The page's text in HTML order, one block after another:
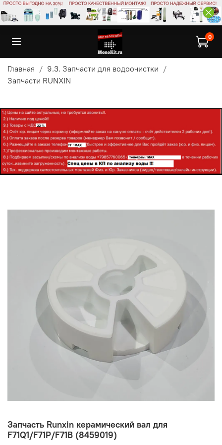
0
Главная
9.3. Запчасти для водоочистки
Запчасти RUNXIN
Запчасть Runxin керамический вал для
F71Q1/F71P/F71B (8459019)